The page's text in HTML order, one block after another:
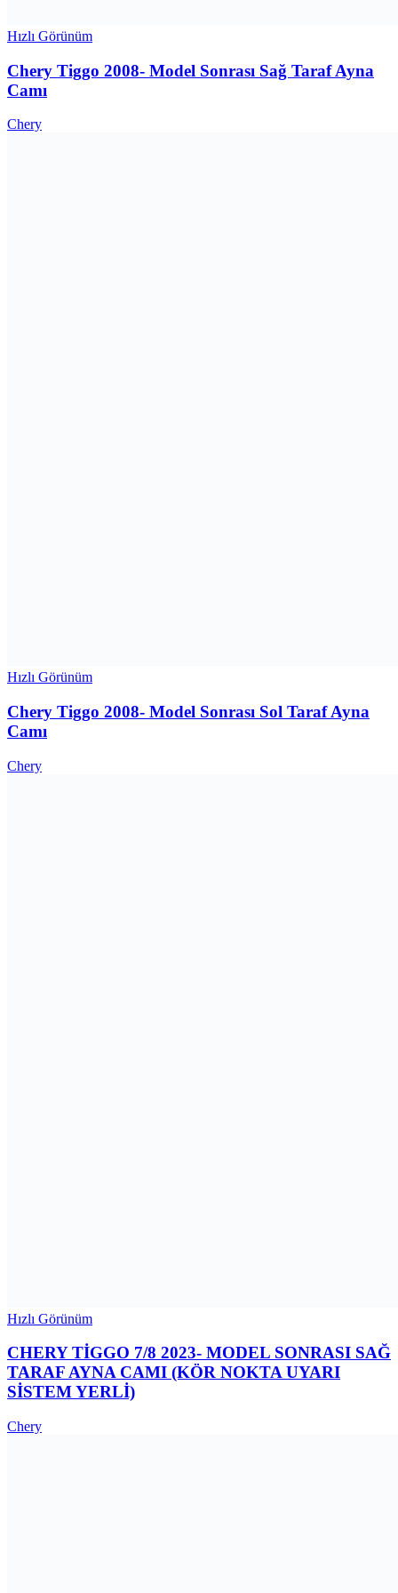
Hızlı Görünüm
Chery Tiggo 2008- Model Sonrası Sağ Taraf Ayna
Camı
Chery
Hızlı Görünüm
Chery Tiggo 2008- Model Sonrası Sol Taraf Ayna
Camı
Chery
Hızlı Görünüm
CHERY TİGGO 7/8 2023- MODEL SONRASI SAĞ
TARAF AYNA CAMI (KÖR NOKTA UYARI
SİSTEM YERLİ)
Chery